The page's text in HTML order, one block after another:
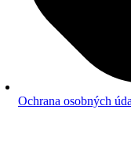
Ochrana osobných